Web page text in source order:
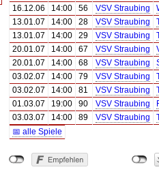
16.12.06
14:00 56 VSV Straubing
13.01.07
14:00 28 VSV Straubing
13.01.07
14:00 29 VSV Straubing
20.01.07
14:00 67 VSV Straubing
20.01.07
14:00 68 VSV Straubing
03.02.07
14:00 79 VSV Straubing
03.02.07
14:00 81 VSV Straubing
01.03.07
19:00 90 VSV Straubing
03.03.07
14:00 89 VSV Straubing
📅 alle Spiele